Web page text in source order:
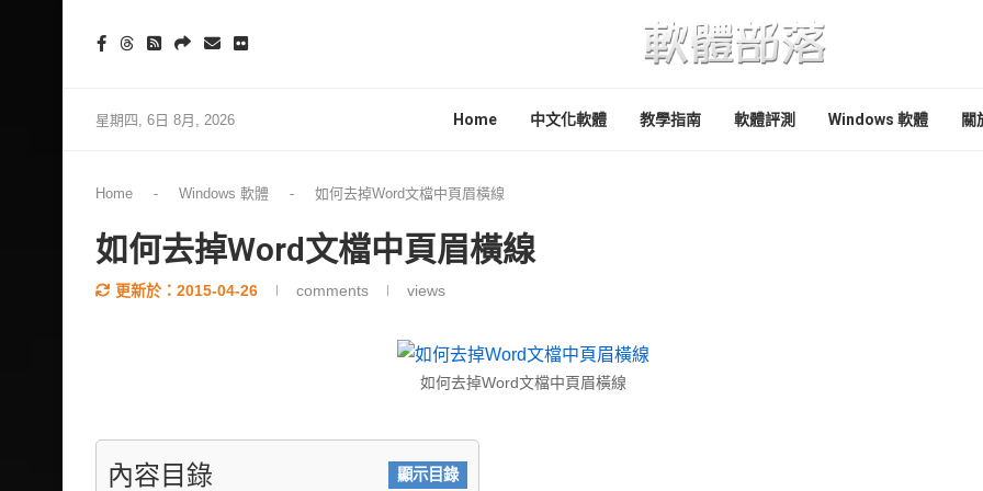
星期四, 6日 8月, 2026 Home 中文化軟體 教學指南 軟體評測 Windows 軟體 關
Home - Windows 軟體 - 如何去掉Word文檔中頁眉橫線
如何去掉Word文檔中頁眉橫線
更新於： 2015-04-26 comments views
如何去掉Word文檔中頁眉橫線
內容目錄 顯示目錄